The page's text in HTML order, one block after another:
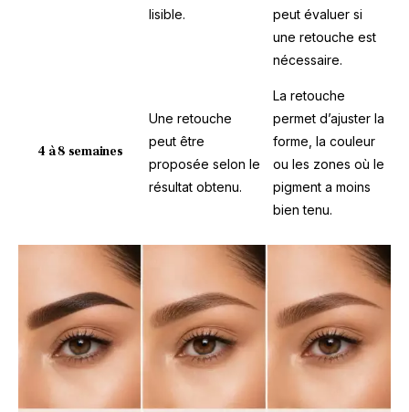
lisible.
peut évaluer si
une retouche est
nécessaire.
4 à 8 semaines
Une retouche
peut être
proposée selon le
résultat obtenu.
La retouche
permet d’ajuster la
forme, la couleur
ou les zones où le
pigment a moins
bien tenu.